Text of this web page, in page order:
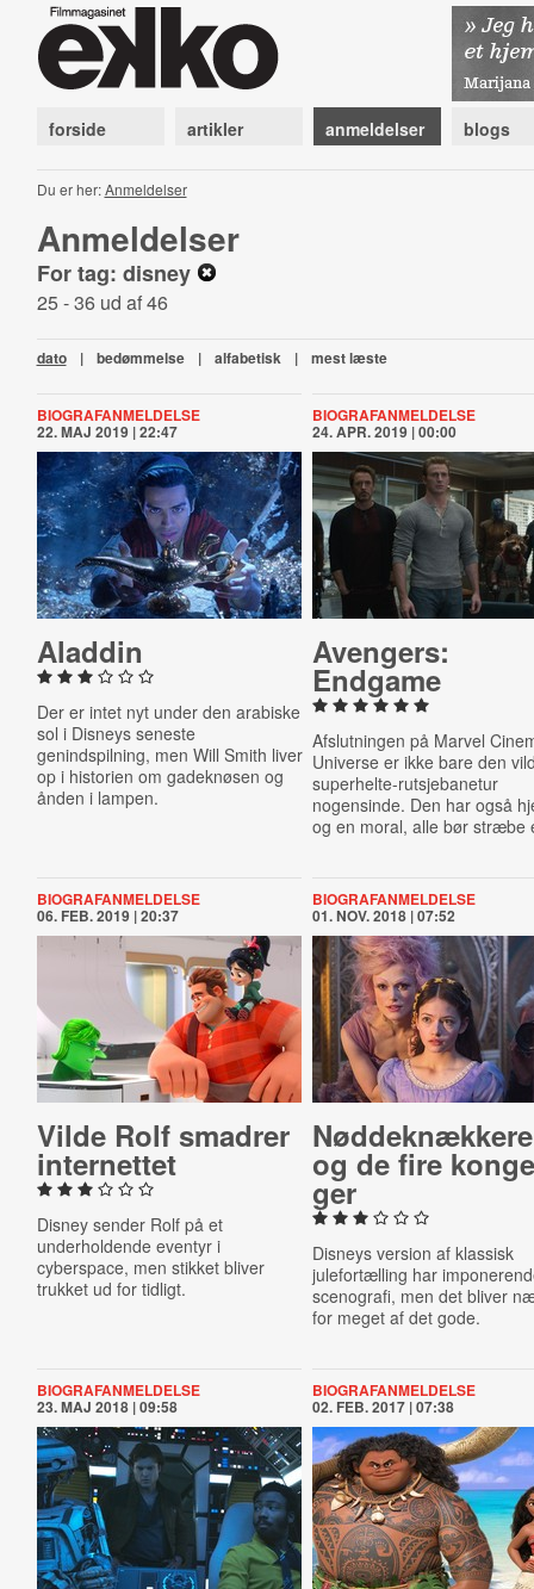
forside artikler anmeldelser blogs
Du er her:Anmeldelser
Anmeldelser
For tag: disney
25 - 36 ud af 46
dato | bedømmelse | alfabetisk | mest læste
BIOGRAFANMELDELSE
22. MAJ 2019 | 22:47
Aladdin
Der er intet nyt under den arabiske
sol i Disneys seneste
genindspilning, men Will Smith liver
op i historien om gadeknøsen og
ånden i lampen.
BIOGRAFANMELDELSE
24. APR. 2019 | 00:00
Avengers:
Endgame
Afslutningen på Marvel
Universe er ikke bare den
superhelte-rutsjebanetur
nogensinde. Den har også
og en moral, alle bør stræbe
BIOGRAFANMELDELSE
06. FEB. 2019 | 20:37
Vilde Rolf smadrer
in­ter­net­tet
Disney sender Rolf på et
underholdende eventyr i
cyberspace, men stikket bliver
trukket ud for tidligt.
BIOGRAFANMELDELSE
01. NOV. 2018 | 07:52
og de fire
ger
Disneys version af klassisk
julefortælling har
scenografi, men det bliver
for meget af det gode.
BIOGRAFANMELDELSE
23. MAJ 2018 | 09:58
BIOGRAFANMELDELSE
02. FEB. 2017 | 07:38